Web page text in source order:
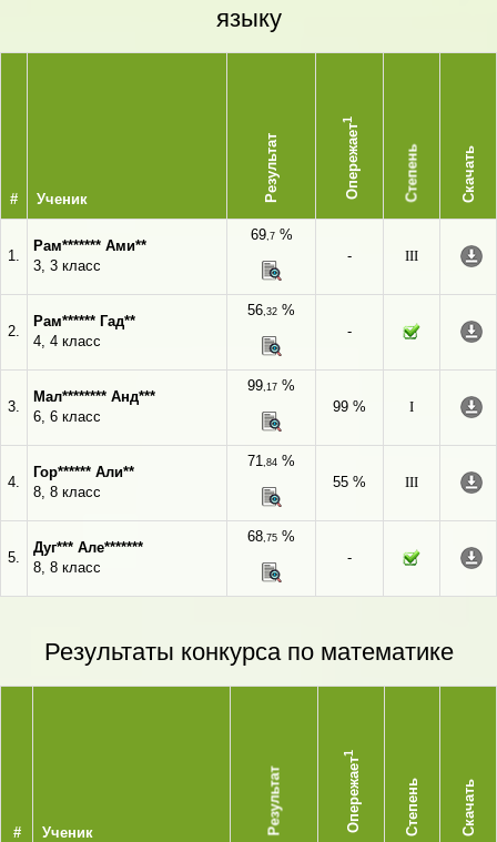
языку
# Ученик Результат Опережает
1
Степень Скачать
1.
Рам******* Ами**
3, 3 класс
69,7%
-
III
2.
Рам****** Гад**
4, 4 класс
56,32 %
-
3.
Мал******** Анд***
6, 6 класс
99,17 %
99 %
I
4.
Гор****** Али**
8, 8 класс
71,84 %
55 %
III
5.
Дуг*** Але*******
8, 8 класс
68,75 %
-
Результаты конкурса по математике
# Ученик Результат Опережает
1
Степень Скачать